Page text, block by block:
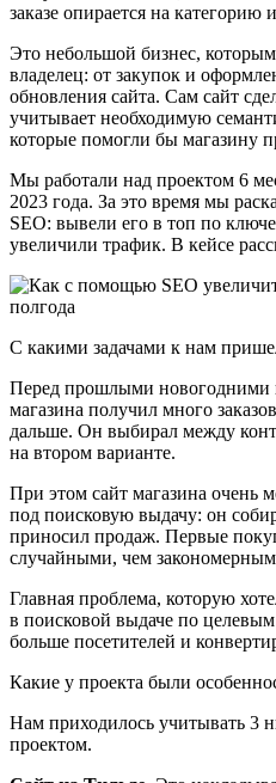
заказе опирается на категорию
Это небольшой бизнес,
владелец: от закупок и
обновления сайта. Сам сайт
учитывает необходимую
которые помогли бы магазину
Мы работали над проектом 6
2023 года. За это время мы
SEO: вывели его в топ по
увеличили трафик. В кейсе
С какими задачами к нам
Перед прошлыми новогодними
магазина получил много
дальше. Он выбирал между
на втором варианте.
При этом сайт магазина очень
под поисковую выдачу: он
приносил продаж. Первые
случайными, чем
Главная проблема, которую
в поисковой выдаче по
больше посетителей и
Какие у проекта были
Нам приходилось учитывать 3
проектом.